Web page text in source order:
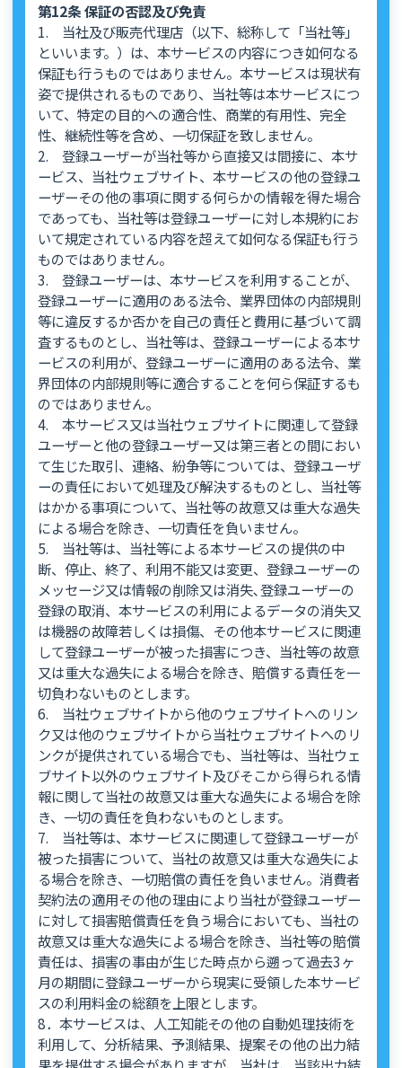
第12条 保証の否認及び免責
1. 当社及び販売代理店（以下、総称して「当社等」
といいます。）は、本サービスの内容につき如何なる
保証も行うものではありません。本サービスは現状有
姿で提供されるものであり、当社等は本サービスにつ
いて、特定の目的への適合性、商業的有用性、完全
性、継続性等を含め、一切保証を致しません。
2. 登録ユーザーが当社等から直接又は間接に、本サ
ービス、当社ウェブサイト、本サービスの他の登録ユ
ーザーその他の事項に関する何らかの情報を得た場合
であっても、当社等は登録ユーザーに対し本規約にお
いて規定されている内容を超えて如何なる保証も行う
ものではありません。
3. 登録ユーザーは、本サービスを利用することが、
登録ユーザーに適用のある法令、業界団体の内部規則
等に違反するか否かを自己の責任と費用に基づいて調
査するものとし、当社等は、登録ユーザーによる本サ
ービスの利用が、登録ユーザーに適用のある法令、業
界団体の内部規則等に適合することを何ら保証するも
のではありません。
4. 本サービス又は当社ウェブサイトに関連して登録
ユーザーと他の登録ユーザー又は第三者との間におい
て生じた取引、連絡、紛争等については、登録ユーザ
ーの責任において処理及び解決するものとし、当社等
はかかる事項について、当社等の故意又は重大な過失
による場合を除き、一切責任を負いません。
5. 当社等は、当社等による本サービスの提供の中
断、停止、終了、利用不能又は変更、登録ユーザーの
メッセージ又は情報の削除又は消失､登録ユーザーの
登録の取消、本サービスの利用によるデータの消失又
は機器の故障若しくは損傷、その他本サービスに関連
して登録ユーザーが被った損害につき、当社等の故意
又は重大な過失による場合を除き、賠償する責任を一
切負わないものとします。
6. 当社ウェブサイトから他のウェブサイトへのリン
ク又は他のウェブサイトから当社ウェブサイトへのリ
ンクが提供されている場合でも、当社等は、当社ウェ
ブサイト以外のウェブサイト及びそこから得られる情
報に関して当社の故意又は重大な過失による場合を除
き、一切の責任を負わないものとします。
7. 当社等は、本サービスに関連して登録ユーザーが
被った損害について、当社の故意又は重大な過失によ
る場合を除き、一切賠償の責任を負いません。消費者
契約法の適用その他の理由により当社が登録ユーザー
に対して損害賠償責任を負う場合においても、当社の
故意又は重大な過失による場合を除き、当社等の賠償
責任は、損害の事由が生じた時点から遡って過去3ヶ
月の期間に登録ユーザーから現実に受領した本サービ
スの利用料金の総額を上限とします。
8．本サービスは、人工知能その他の自動処理技術を
利用して、分析結果、予測結果、提案その他の出力結